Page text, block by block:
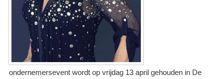
ondernemersevent wordt op vrijdag 13 april gehouden in De